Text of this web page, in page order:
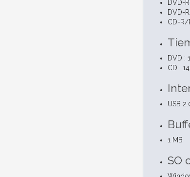
DVD-
DVD-
CD-R/
DVD :
CD :
USB
1 MB
SO